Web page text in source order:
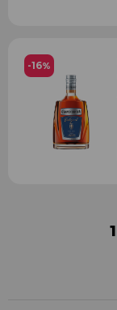
-16%
1